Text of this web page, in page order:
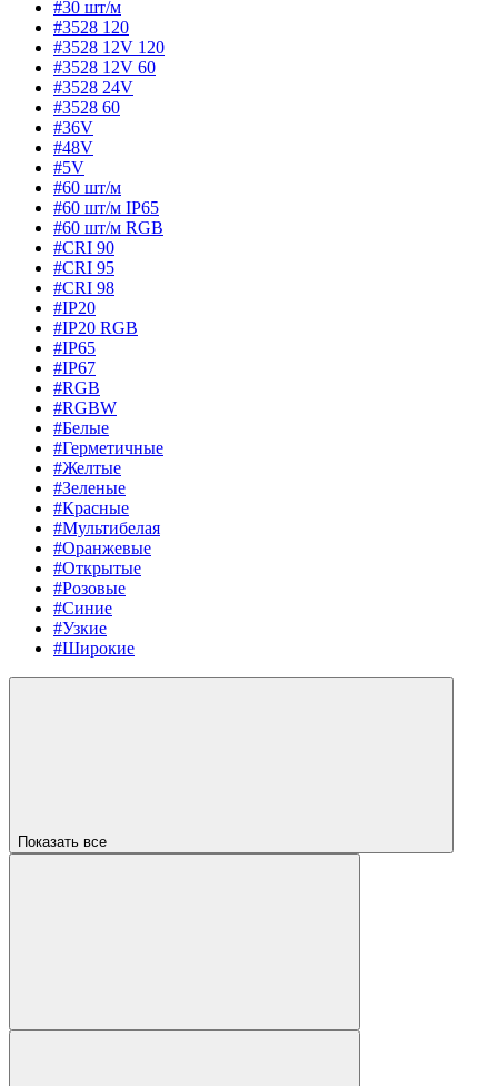
#30 шт/м
#3528 120
#3528 12V 120
#3528 12V 60
#3528 24V
#3528 60
#36V
#48V
#5V
#60 шт/м
#60 шт/м IP65
#60 шт/м RGB
#CRI 90
#CRI 95
#CRI 98
#IP20
#IP20 RGB
#IP65
#IP67
#RGB
#RGBW
#Белые
#Герметичные
#Желтые
#Зеленые
#Красные
#Мультибелая
#Оранжевые
#Открытые
#Розовые
#Синие
#Узкие
#Широкие
Показать все